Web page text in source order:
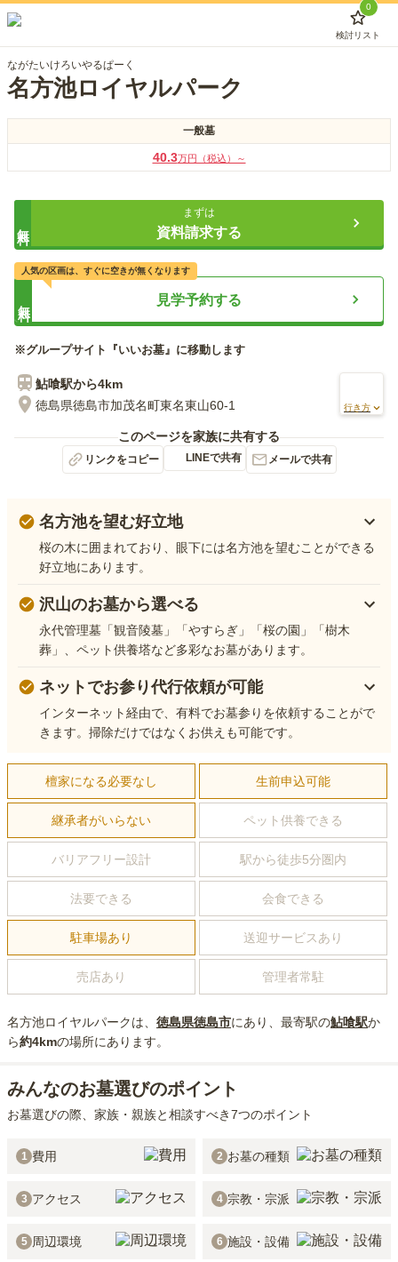
0
検討リスト
ながたいけろいやるぱーく
名方池ロイヤルパーク
一般墓
40.3万円（税込）～
まずは
資料請求する
見学予約する
人気の区画は、すぐに空きが無くなります
※グループサイト『いいお墓』に移動します
鮎喰駅から4km
徳島県徳島市加茂名町東名東山60-1
行き方
このページを家族に共有する
リンクをコピー LINEで共有 メールで共有
名方池を望む好立地
桜の木に囲まれており、眼下には名方池を望むことができる
好立地にあります。
沢山のお墓から選べる
永代管理墓「観音陵墓」「やすらぎ」「桜の園」「樹木
葬」、ペット供養塔など多彩なお墓があります。
ネットでお参り代行依頼が可能
インターネット経由で、有料でお墓参りを依頼することがで
きます。掃除だけではなくお供えも可能です。
檀家になる必要なし 生前申込可能
継承者がいらない ペット供養できる
バリアフリー設計 駅から徒歩5分圏内
法要できる 会食できる
駐車場あり 送迎サービスあり
売店あり 管理者常駐
名方池ロイヤルパークは、 徳島県徳島市にあり 、最寄駅の鮎喰駅か
ら約4kmの場所にあり ます。
みんなのお墓選びのポイント
お墓選びの際、家族・親族と相談すべき7つのポイント
1 費用 2 お墓の種類
3 アクセス 4 宗教・宗派
5 周辺環境 6 施設・設備